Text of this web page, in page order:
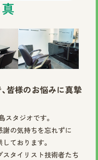
皆様のお悩みに真摯
スタジオです。
の気持ちを忘れずに
ております。
タイリスト技術者たち